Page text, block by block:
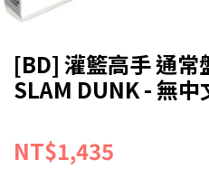
[BD] 灌籃高手 通常
SLAM DUNK - 無中
NT$1,435